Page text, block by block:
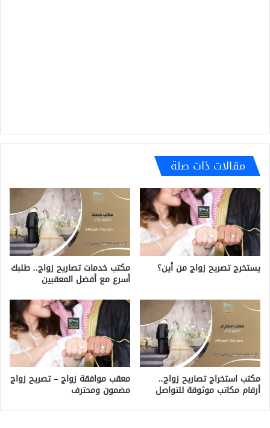
مقالات ذات صلة
يستخرج تصريح زواج من أين؟ مكتب خدمات تصاريح زواج.. طلبك
أسرع مع أفضل المعقبين
مكتب استخراج تصاريح زواج..
أرقام مكاتب موثوقة للتواصل
معقب موافقة زواج – تصريح زواج
مضمون ومحترف